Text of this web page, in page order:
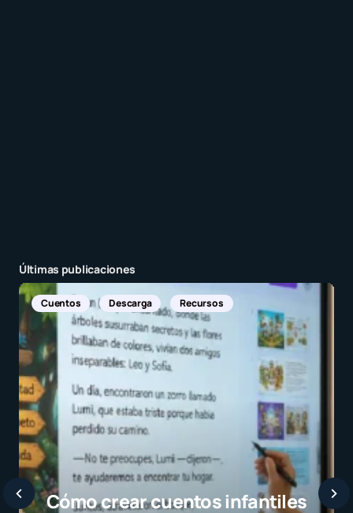
Últimas publicaciones
Noticias Internacionales